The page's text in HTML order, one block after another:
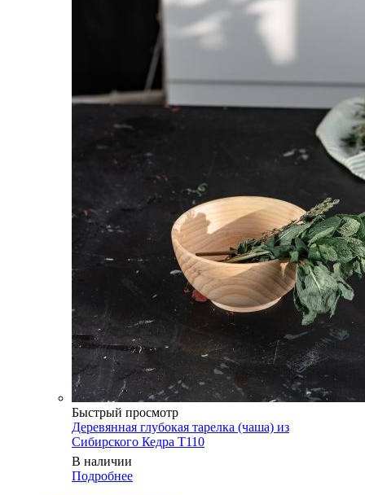
Быстрый просмотр
Деревянная глубокая тарелка (чаша) из
Сибирского Кедра T110
В наличии
Подробнее